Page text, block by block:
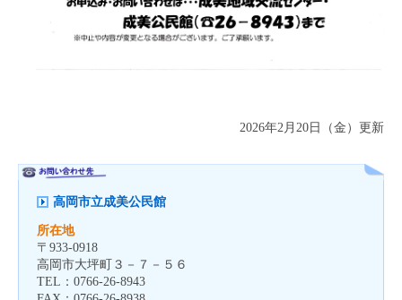
2026年2月20日（金）更新
高岡市立成美公民館
所在地
〒 933-0918
高岡市大坪町３－７－５６
TEL： 0766-26-8943